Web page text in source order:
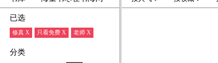
已选
修真 X 只看免费 X 老师 X
分类